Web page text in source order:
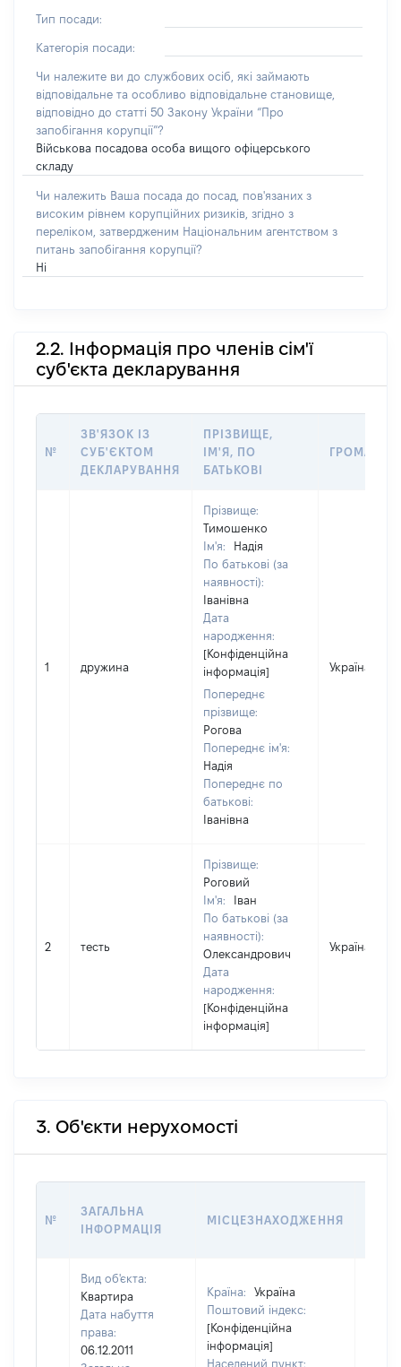
Тип посади:
Категорія посади:
Чи належите ви до службових осіб, які займають
відповідальне та особливо відповідальне становище,
відповідно до статті 50 Закону України “Про
запобігання корупції”?
Військова посадова особа вищого офіцерського
складу
Чи належить Ваша посада до посад, пов'язаних з
високим рівнем корупційних ризиків, згідно з
переліком, затвердженим Національним агентством з
питань запобігання корупції?
Ні
2.2. Інформація про членів сім'ї
суб'єкта декларування
№
ЗВ'ЯЗОК ІЗ
СУБ'ЄКТОМ
ДЕКЛАРУВАННЯ
ПРІЗВИЩЕ,
ІМ'Я, ПО
БАТЬКОВІ
1 дружина
Прізвище:
Тимошенко
Ім'я:
Надія
По батькові (за
наявності):
Іванівна
Дата
народження:
[Конфіденційна
інформація]
Попереднє
прізвище:
Рогова
Попереднє ім'я:
Надія
Попереднє по
батькові:
Іванівна
Україна
2 тесть
Прізвище:
Роговий
Ім'я:
Іван
По батькові (за
наявності):
Олександрович
Дата
народження:
[Конфіденційна
інформація]
Україна
3. Об'єкти нерухомості
№
ЗАГАЛЬНА
ІНФОРМАЦІЯ
МІСЦЕЗНАХОДЖЕННЯ
Вид об'єкта:
Квартира
Дата набуття
права:
06.12.2011
Країна:
Україна
Поштовий індекс:
[Конфіденційна
інформація]
Населений пункт: